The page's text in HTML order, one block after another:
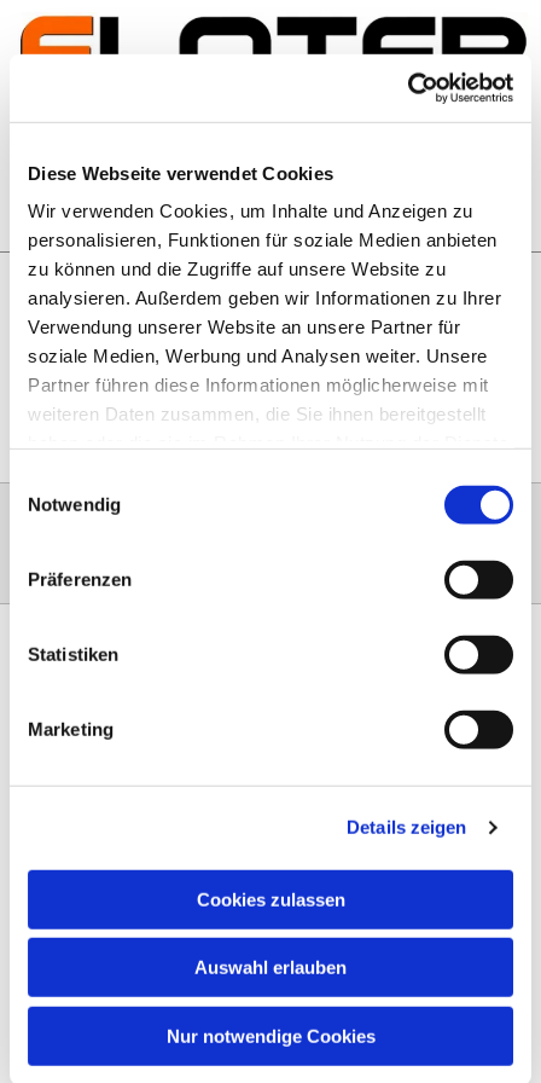
Diese Webseite verwendet Cookies
Wir verwenden Cookies, um Inhalte und Anzeigen zu
personalisieren, Funktionen für soziale Medien anbieten
zu können und die Zugriffe auf unsere Website zu
analysieren. Außerdem geben wir Informationen zu Ihrer
Verwendung unserer Website an unsere Partner für
soziale Medien, Werbung und Analysen weiter. Unsere
Partner führen diese Informationen möglicherweise mit
weiteren Daten zusammen, die Sie ihnen bereitgestellt
Einwilligungsauswahl
Notwendig
Präferenzen
Statistiken
Marketing
Details zeigen
Cookies zulassen
Auswahl erlauben
Nur notwendige Cookies
Zum Inhalt springen
Artikelsuche
Rechtliches
Hier geht es zu unserenAGB , zumWiderrufsrecht, zum
Impressum und zu unseremDatenschutz.
0151 68134038
Datenschutz
AGB
Widerruf